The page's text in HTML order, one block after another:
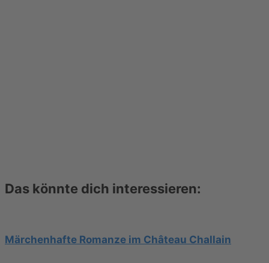
Das könnte dich interessieren:
Märchenhafte Romanze im Château Challain